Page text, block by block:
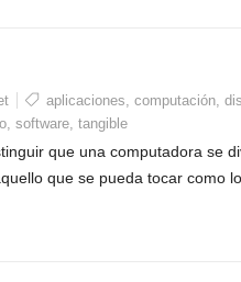
aplicaciones computación
software tangible
que una computadora se
que se pueda tocar como